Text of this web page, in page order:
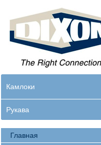
Камлоки
Рукава
Главная